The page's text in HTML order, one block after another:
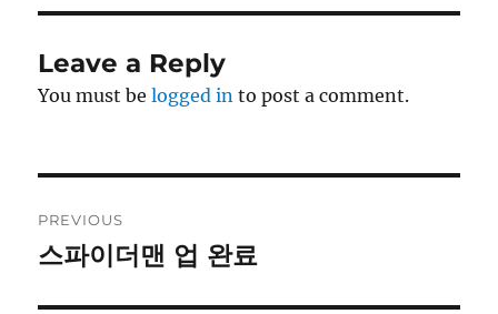
Leave a Reply
You must belogged in to post a comment.
navigation
PREVIOUS
Previous
스파이더맨 업 완료